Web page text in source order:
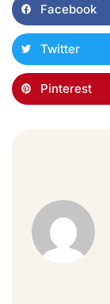
Facebook
Twitter
Pinterest